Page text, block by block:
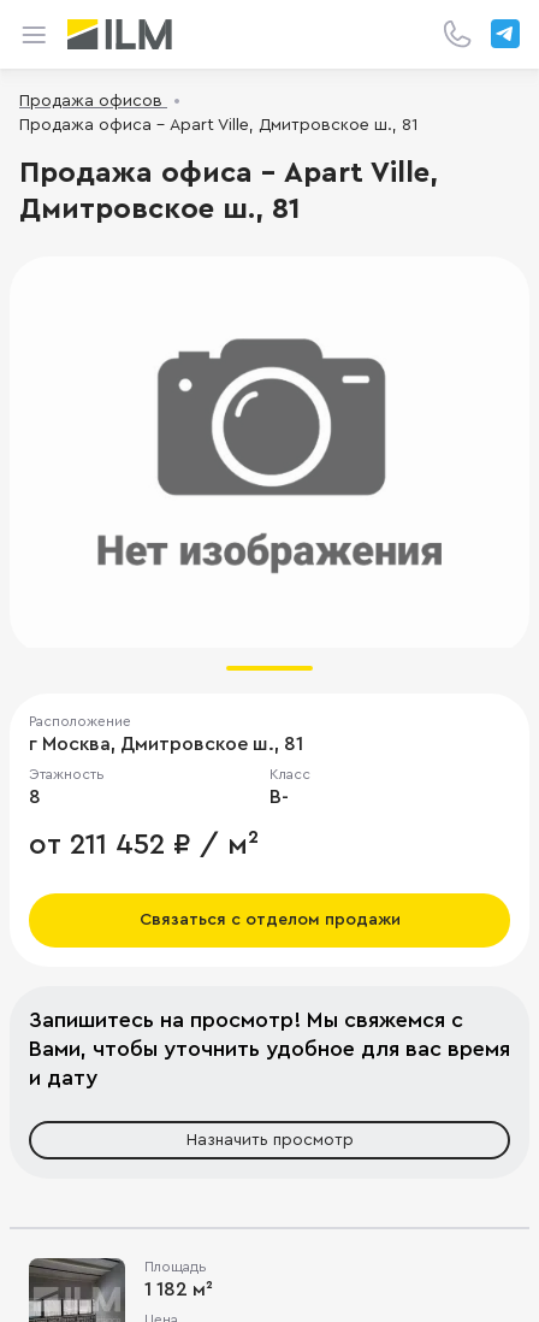
Продажа офисов
Продажа офиса - Apart Ville, Дмитровское ш., 81
Продажа офиса - Apart Ville,
Дмитровское ш., 81
Расположение
г Москва, Дмитровское ш., 81
Этажность
8
Класс
B-
от 211 452 ₽ / м²
Связаться с отделом продажи
Запишитесь на просмотр! Мы свяжемся с
Вами, чтобы уточнить удобное для вас время
и дату
Назначить просмотр
Площадь
1 182 м²
Цена